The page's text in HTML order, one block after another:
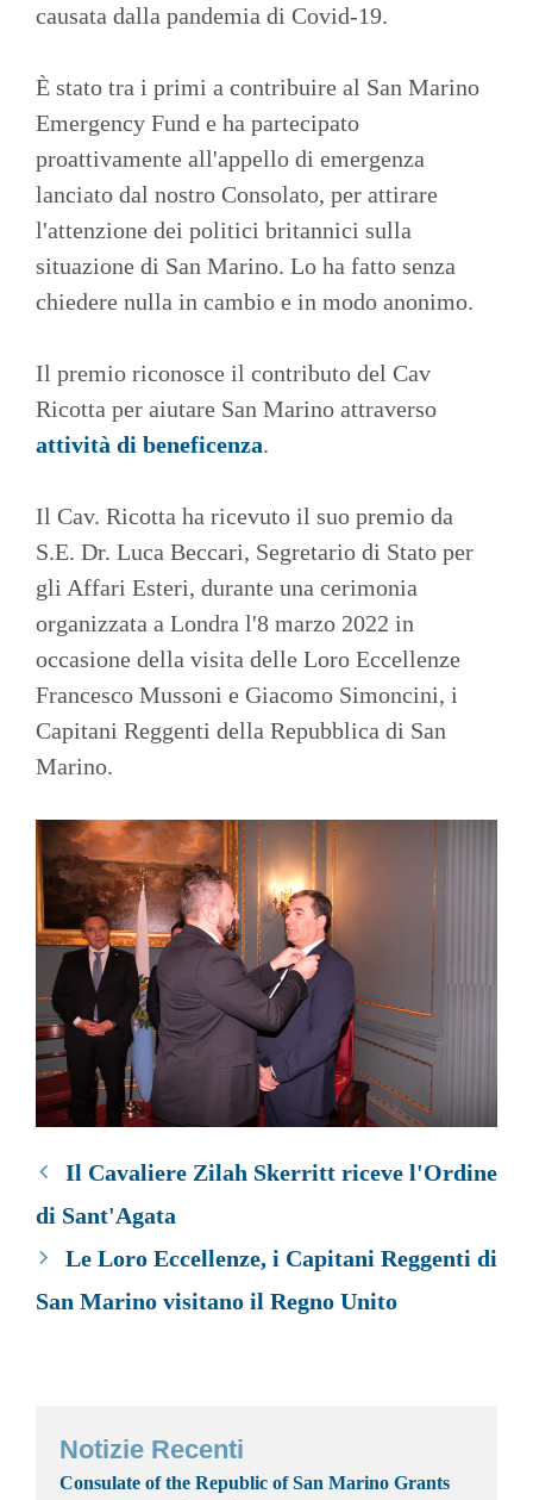
causata dalla pandemia di Covid-19.
È stato tra i primi a contribuire al San Marino
Emergency Fund e ha partecipato
proattivamente all'appello di emergenza
lanciato dal nostro Consolato, per attirare
l'attenzione dei politici britannici sulla
situazione di San Marino. Lo ha fatto senza
chiedere nulla in cambio e in modo anonimo.
Il premio riconosce il contributo del Cav
Ricotta per aiutare San Marino attraverso
attività di beneficenza.
Il Cav. Ricotta ha ricevuto il suo premio da
S.E. Dr. Luca Beccari, Segretario di Stato per
gli Affari Esteri, durante una cerimonia
organizzata a Londra l'8 marzo 2022 in
occasione della visita delle Loro Eccellenze
Francesco Mussoni e Giacomo Simoncini, i
Capitani Reggenti della Repubblica di San
Marino.
Il Cavaliere Zilah Skerritt riceve l'Ordine
di Sant'Agata
Le Loro Eccellenze, i Capitani Reggenti di
San Marino visitano il Regno Unito
Notizie Recenti
Consulate of the Republic of San Marino Grants